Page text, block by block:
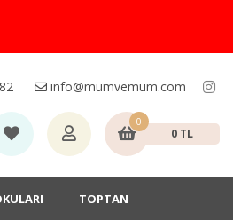
info@mumvemum.com
0
0 TL
TOPTAN